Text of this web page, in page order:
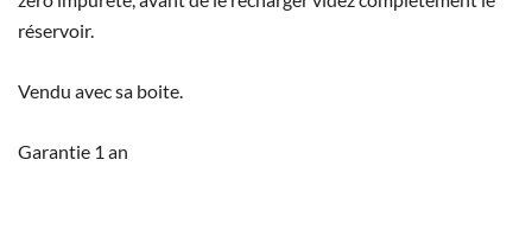
réservoir.
Vendu avec sa boite.
Garantie 1 an